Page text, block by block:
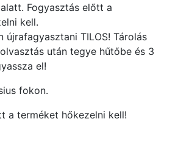
Fogyasztás előtt a
kell.
újrafagyasztani TILOS! Tárolás
után tegye hűtőbe és 3
el!
fokon.
a terméket hőkezelni kell!